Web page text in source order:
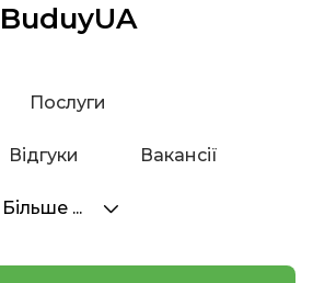
BuduyUA
Послуги
Відгуки Вакансії
Більше ...